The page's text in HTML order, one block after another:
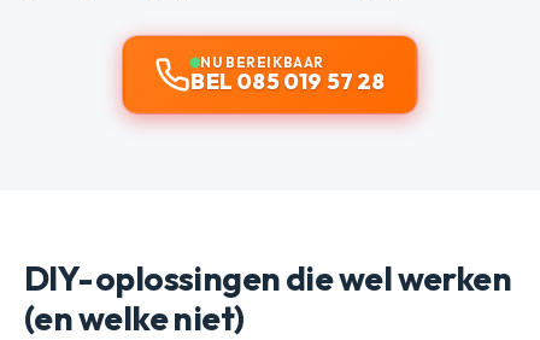
NU BEREIKBAAR
BEL 085 019 57 28
DIY-oplossingen die wel werken
(en welke niet)